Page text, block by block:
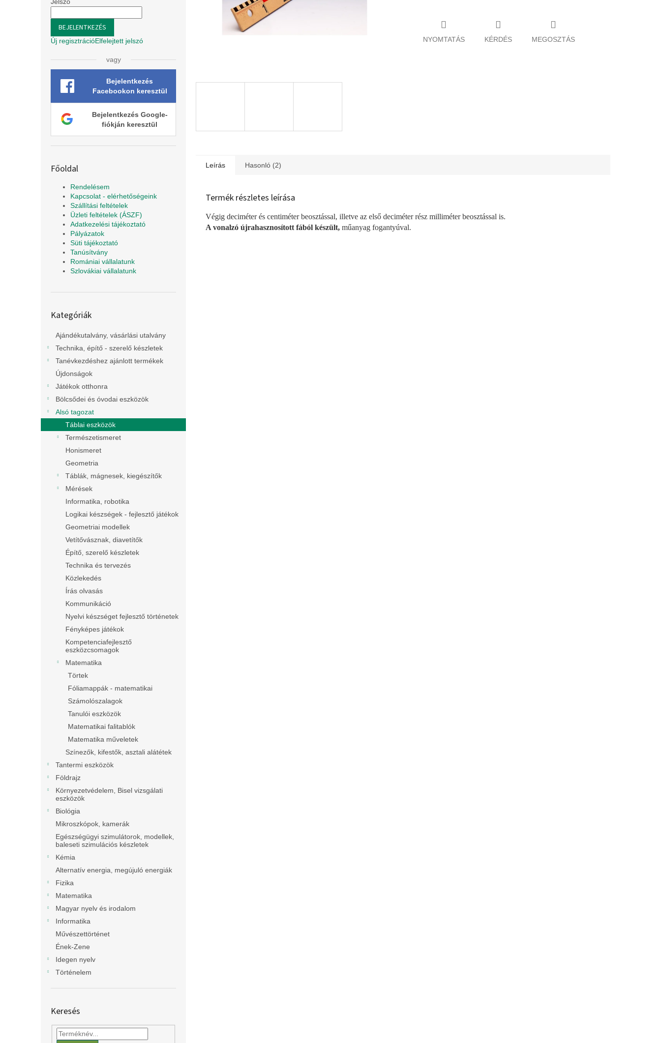
BEJELENTKEZÉS
Új regisztrációElfelejtett jelszó
vagy
Bejelentkezés
Facebookon keresztül
Bejelentkezés Google-
fiókján keresztül
Főoldal
Rendelésem
Kapcsolat - elérhetőségeink
Szállítási feltételek
Üzleti feltételek (ÁSZF)
Adatkezelési tájékoztató
Pályázatok
Süti tájékoztató
Tanúsítvány
Romániai vállalatunk
Szlovákiai vállalatunk
átugrása
Kategóriák
Ajándékutalvány, vásárlási utalvány
Technika, építő - szerelő készletek
Tanévkezdéshez ajánlott termékek
Újdonságok
Játékok otthonra
Bölcsődei és óvodai eszközök
Alsó tagozat
Táblai eszközök
Természetismeret
Honismeret
Geometria
Táblák, mágnesek, kiegészítők
Mérések
Informatika, robotika
Logikai készségek - fejlesztő játékok
Geometriai modellek
Vetítővásznak, diavetítők
Építő, szerelő készletek
Technika és tervezés
Közlekedés
Írás olvasás
Kommunikáció
Nyelvi készséget fejlesztő történetek
Fényképes játékok
Kompetenciafejlesztő
eszközcsomagok
Matematika
Törtek
Fóliamappák - matematikai
Számolószalagok
Tanulói eszközök
Matematikai falitablók
Matematika műveletek
Színezők, kifestők, asztali alátétek
Tantermi eszközök
Földrajz
Környezetvédelem, Bisel vizsgálati
eszközök
Biológia
Mikroszkópok, kamerák
Egészségügyi szimulátorok, modellek,
baleseti szimulációs készletek
Kémia
Alternatív energia, megújuló energiák
Fizika
Matematika
Magyar nyelv és irodalom
Informatika
Művészettörténet
Ének-Zene
Idegen nyelv
Történelem
Keresés
NYOMTATÁS KÉRDÉS MEGOSZTÁS
Leírás Hasonló (2)
Termék részletes leírása
Végig deciméter és centiméter beosztással, illetve az első deciméter rész milliméter beosztással is.
A vonalzó újrahasznosított fából készült, műanyag fogantyúval.